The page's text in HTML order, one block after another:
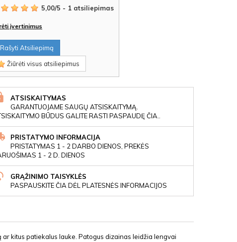
5,00/5 - 1 atsiliepimas
įvertinimus
Rašyti Atsiliepimą
Žiūrėti visus atsiliepimus
ATSISKAITYMAS
GARANTUOJAME SAUGŲ ATSISKAITYMĄ.
BŪDUS GALITE RASTI PASPAUDĘ ČIA..
PRISTATYMO INFORMACIJA
PRISTATYMAS 1 - 2 DARBO DIENOS, PREKĖS
1 - 2 D. DIENOS
GRĄŽINIMO TAISYKLĖS
PASPAUSKITE ČIA DĖL PLATESNĖS INFORMACIJOS
kitus patiekalus lauke. Patogus dizainas leidžia lengvai